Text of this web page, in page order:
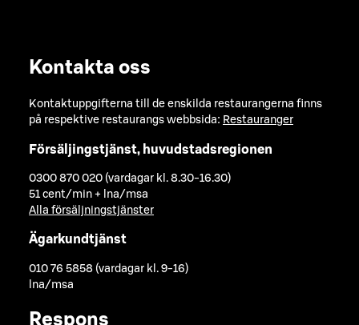
Kontakta oss
Kontaktuppgifterna till de enskilda restaurangerna finns
på respektive restaurangs webbsida: Restauranger
Försäljingstjänst, huvudstadsregionen
0300 870 020 (vardagar kl. 8.30-16.30)
51 cent/min + lna/msa
Alla försäljningstjänster
Ägarkundtjänst
010 76 5858 (vardagar kl. 9-16)
lna/msa
Respons